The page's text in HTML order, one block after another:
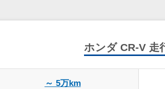
ホンダ CR-V 走
～ 5万km